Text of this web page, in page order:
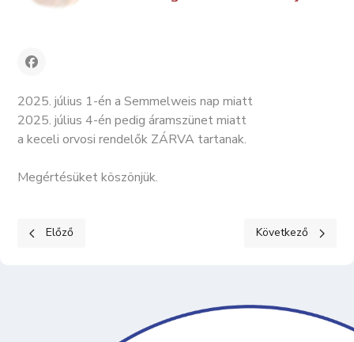
2025. július 1-én a Semmelweis nap miatt
2025. július 4-én pedig áramszünet miatt
a keceli orvosi rendelők ZÁRVA tartanak.
Megértésüket köszönjük.
Előző cikk: Képviselő-testületi ülés - 2025. június 30.
Előző Következő cikk:
Következő